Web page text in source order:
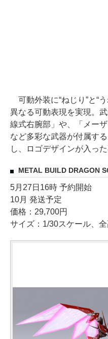
可動外装に“ねじり”と“
異なる可動表現を実現。
線式右腕部」や、「メー
など多彩な武器が付属す
し、ロゴデザインが入っ
METAL BUILD DRAGON
5月27日16時 予約開始
10月 発送予定
価格：29,700円
サイズ：1/30スケール、